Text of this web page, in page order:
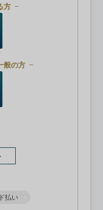
方
般の方
払い